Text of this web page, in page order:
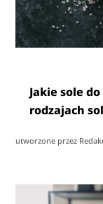
Jakie sole
rodzajach
utworzone przez